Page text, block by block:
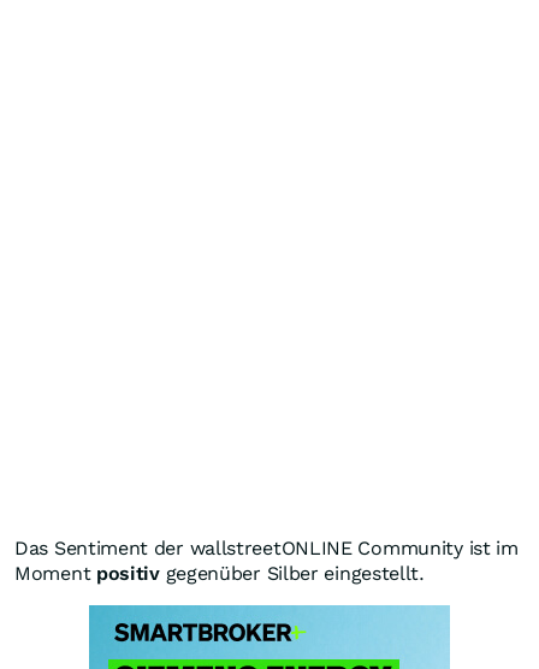
Das Sentiment der wallstreetONLINE Community ist im
Moment positivgegenüber Silber eingestellt.